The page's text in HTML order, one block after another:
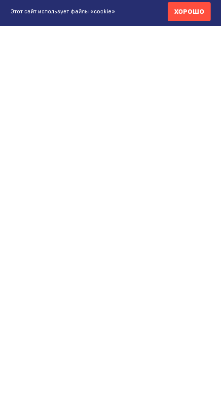
Этот сайт использует файлы «cookie» ХОРОШО